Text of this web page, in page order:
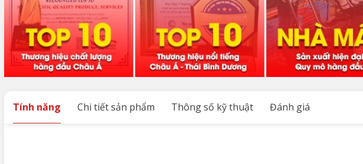
Tính năng Chi tiết sản phẩm Thông số kỹ thuật Đánh giá